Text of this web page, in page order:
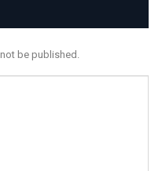
be published.